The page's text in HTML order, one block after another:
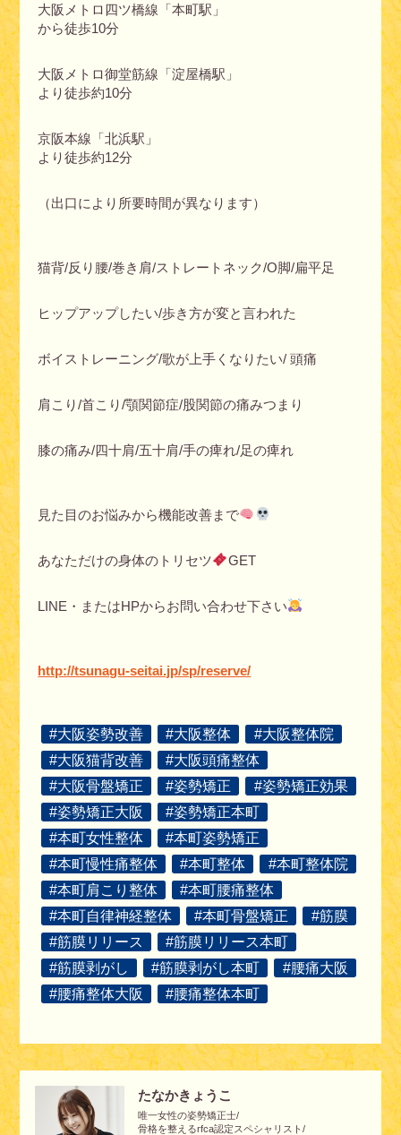
大阪メトロ四ツ橋線「本町駅」
から徒歩10分
大阪メトロ御堂筋線「淀屋橋駅」
より徒歩約10分
京阪本線「北浜駅」
より徒歩約12分
（出口により所要時間が異なります）
猫背/反り腰/巻き肩/ストレートネック/O脚/扁平足
ヒップアップしたい/歩き方が変と言われた
ボイストレーニング/歌が上手くなりたい/ 頭痛
肩こり/首こり/顎関節症/股関節の痛みつまり
膝の痛み/四十肩/五十肩/手の痺れ/足の痺れ
見た目のお悩みから機能改善まで
あなただけの身体のトリセツ GET
LINE・またはHPからお問い合わせ下さい
http://tsunagu-seitai.jp/sp/reserve/
#大阪姿勢改善 #大阪整体
#大阪整体院
#大阪猫背改善
#大阪頭痛整体
#大阪骨盤矯正
#姿勢矯正
#姿勢矯正効果
#姿勢矯正大阪
#姿勢矯正本町
#本町女性整体
#本町姿勢矯正
#本町慢性痛整体
#本町整体
#本町整体院
#本町肩こり整体
#本町腰痛整体
#本町自律神経整体
#本町骨盤矯正
#筋膜
#筋膜リリース
#筋膜リリース本町
#筋膜剥がし
#筋膜剥がし本町
#腰痛大阪
#腰痛整体大阪
#腰痛整体本町
たなかきょうこ
唯一女性の姿勢矯正士/
骨格を整えるrfca認定スペシャリスト/